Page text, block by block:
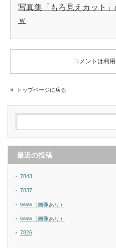
写真集「もろ見えカット
ｗ
コメントは利用
トップページに戻る
最近の投稿
7843
7837
www（画像あり）
www（画像あり）
7826